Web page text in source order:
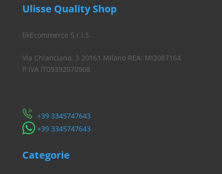
Ulisse Quality Shop
likEcommerce S.r.l.S.
Via Chianciano, 3 20161 Milano REA: MI2087164
P.IVA IT09392070968
​+39 3345747643
​+39 3345747643
Categorie